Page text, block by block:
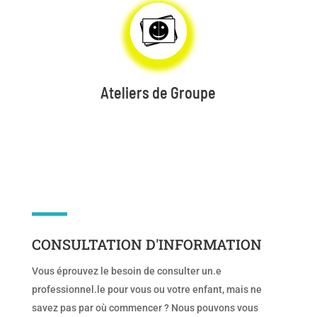
Ateliers de Groupe
CONSULTATION D'INFORMATION
Vous éprouvez le besoin de consulter un.e
professionnel.le pour vous ou votre enfant, mais ne
savez pas par où commencer ? Nous pouvons vous